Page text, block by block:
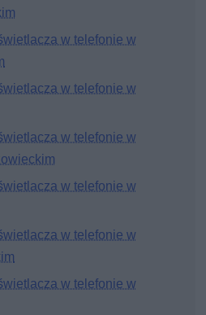
w telefonie w
w telefonie w
w telefonie w
w telefonie w
w telefonie w
w telefonie w